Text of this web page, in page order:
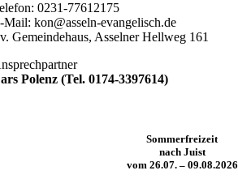
0231-77612175
Mail:kon@asseln-evangelisch.de
Gemeindehaus, Asselner Hellweg 161
Polenz (Tel. 0174-3397614)
Sommerfreizeit
nach Juist
vom 26.07. – 09.08.2026